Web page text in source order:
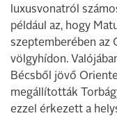
luxusvonatról
például az, hogy
szeptemberében az
völgyhídon.
Bécsből jövő
megállították
ezzel érkezett a